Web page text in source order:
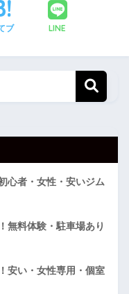
ブ LINE
心者・女性・安いジム
無料体験・駐車場あり
安い・女性専用・個室